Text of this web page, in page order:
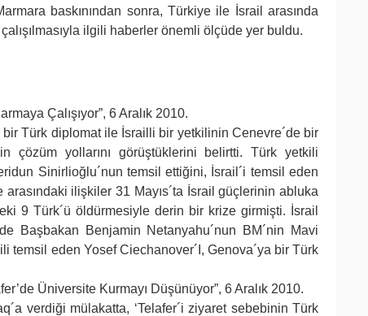
baskınından sonra, Türkiye ile İsrail arasında
ilgili haberler önemli ölçüde yer buldu.
Çalışıyor”, 6 Aralık 2010.
bir Türk diplomat ile İsrailli bir yetkilinin Cenevre´de bir
çözüm yollarını görüştüklerini belirtti. Türk yetkili
Sinirlioğlu´nun temsil ettiğini, İsrail´i temsil eden
ilişkiler 31 Mayıs´ta İsrail güçlerinin abluka
9 Türk´ü öldürmesiyle derin bir krize girmişti. İsrail
Başbakan Benjamin Netanyahu´nun BM´nin Mavi
temsil eden Yosef Ciechanover´I, Genova´ya bir Türk
Üniversite Kurmayı Düşünüyor”, 6 Aralık 2010.
verdiği mülakatta, ‘Telafer´i ziyaret sebebinin Türk